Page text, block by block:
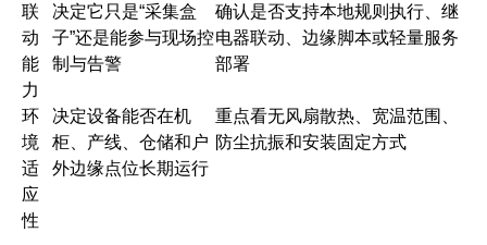
联
动
能
力
决定它只是“采集盒
子”还是能参与现场控
制与告警
确认是否支持本地规则执行、继
电器联动、边缘脚本或轻量服务
部署
环
境
适
应
性
决定设备能否在机
柜、产线、仓储和户
外边缘点位长期运行
重点看无风扇散热、宽温范围、
防尘抗振和安装固定方式